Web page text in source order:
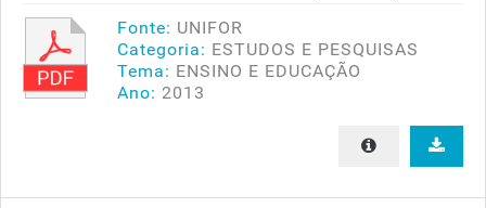
Fonte: UNIFOR
Categoria: ESTUDOS E PESQUISAS
Tema: ENSINO E EDUCAÇÃO
Ano: 2013